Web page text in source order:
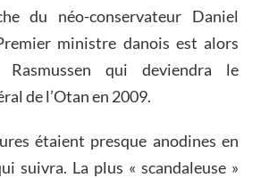
du néo-conservateur Daniel
ministre danois est alors
Rasmussen qui deviendra le
de l’Otan en 2009.
étaient presque anodines en
suivra. La plus « scandaleuse »